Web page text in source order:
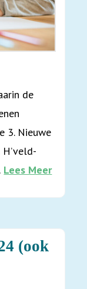
de
3. Nieuwe
Lees Meer
(ook